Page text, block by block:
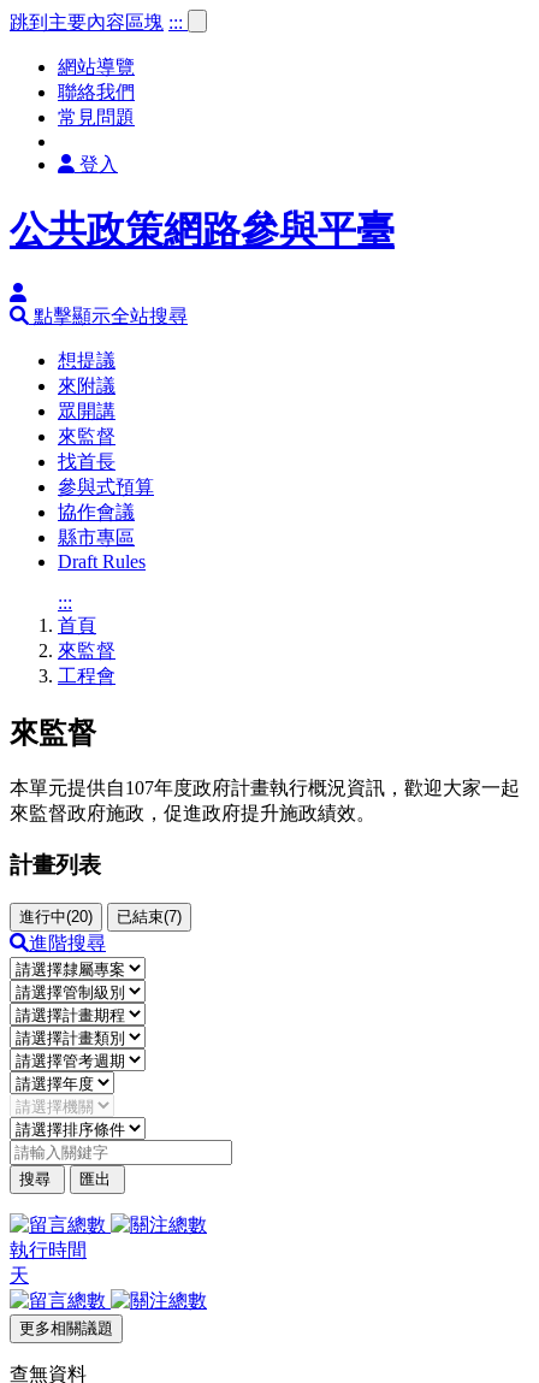
跳到主要內容區塊 :::
網站導覽
聯絡我們
常見問題
登入
公共政策網路參與平臺
點擊顯示全站搜尋
想提議
來附議
眾開講
來監督
找首長
參與式預算
協作會議
縣市專區
Draft Rules
:::
首頁
來監督
工程會
來監督
本單元提供自107年度政府計畫執行概況資訊，歡迎大家一起
來監督政府施政，促進政府提升施政績效。
計畫列表
進行中(20) 已結束(7)
進階搜尋
搜尋 匯出
執行時間
天
更多相關議題
查無資料